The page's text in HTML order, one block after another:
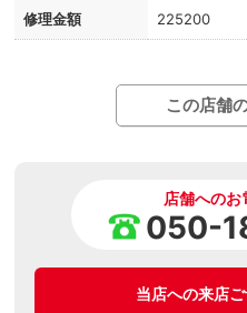
修理金額 225200
この店舗
店舗へのお
050-
当店への来店